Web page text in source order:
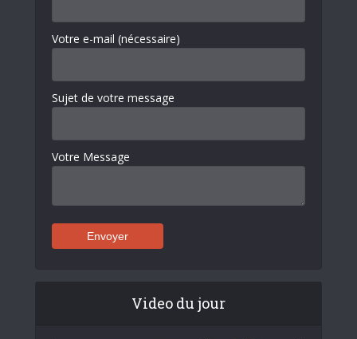
Votre e-mail (nécessaire)
Sujet de votre message
Votre Message
Video du jour